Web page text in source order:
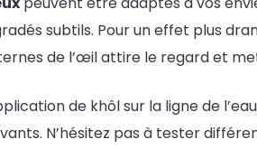
subtils. Pour un effet plus
de l’œil attire le regard et
de khôl sur la ligne de
N’hésitez pas à tester